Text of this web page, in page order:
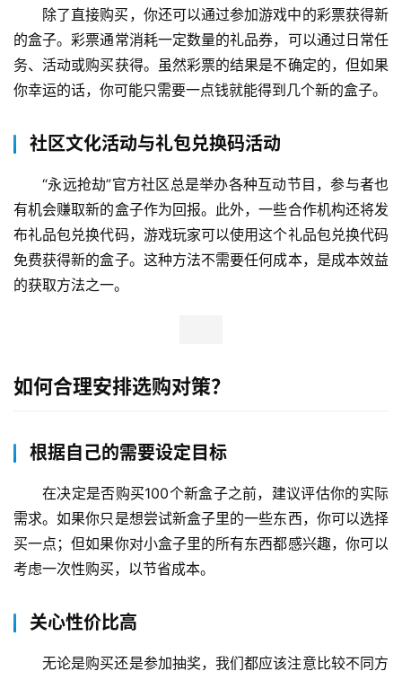
除了直接购买，你还可以通过参加游戏中的彩票获得新
的盒子。彩票通常消耗一定数量的礼品券，可以通过日常任
务、活动或购买获得。虽然彩票的结果是不确定的，但如果
你幸运的话，你可能只需要一点钱就能得到几个新的盒子。
社区文化活动与礼包兑换码活动
“永远抢劫”官方社区总是举办各种互动节目，参与者也
有机会赚取新的盒子作为回报。此外，一些合作机构还将发
布礼品包兑换代码，游戏玩家可以使用这个礼品包兑换代码
免费获得新的盒子。这种方法不需要任何成本，是成本效益
的获取方法之一。
如何合理安排选购对策？
根据自己的需要设定目标
在决定是否购买100个新盒子之前，建议评估你的实际
需求。如果你只是想尝试新盒子里的一些东西，你可以选择
买一点；但如果你对小盒子里的所有东西都感兴趣，你可以
考虑一次性购买，以节省成本。
关心性价比高
无论是购买还是参加抽奖，我们都应该注意比较不同方